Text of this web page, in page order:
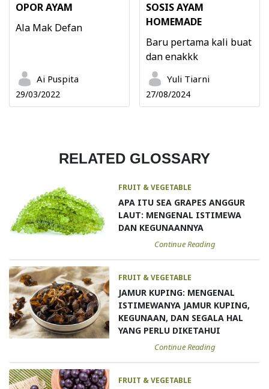
OPOR AYAM
Ala Mak Defan
Ai Puspita
29/03/2022
SOSIS AYAM
HOMEMADE
Baru pertama kali buat
dan enakkk
Yuli Tiarni
27/08/2024
RELATED GLOSSARY
FRUIT & VEGETABLE
APA ITU SEA GRAPES ANGGUR
LAUT: MENGENAL ISTIMEWA
DAN KEGUNAANNYA
Continue Reading
FRUIT & VEGETABLE
JAMUR KUPING: MENGENAL
ISTIMEWANYA JAMUR KUPING,
KEGUNAAN, DAN SEGALA HAL
YANG PERLU DIKETAHUI
Continue Reading
FRUIT & VEGETABLE